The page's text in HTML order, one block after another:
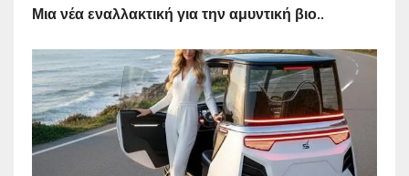
Μια νέα εναλλακτική για την αμυντική βιο..